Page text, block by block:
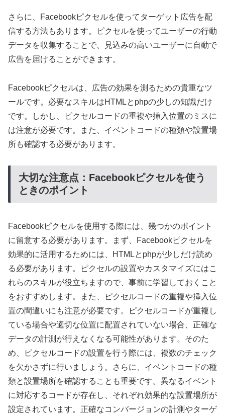
さらに、Facebookピクセルを使ってターゲット広告を配
信する方法もあります。ピクセルを使ってユーザーの行動
データを収集することで、見込みの高いユーザーに自動で
広告を届けることができます。
Facebookピクセルは、広告の効果を測るための貴重なツ
ールです。必要なスキルはHTMLとphpの少しの知識だけ
です。しかし、ピクセルコードの重複や挿入位置のミスに
は注意が必要です。また、イベントコードの種類や設置場
所も確認する必要があります。
大切な注意点：Facebookピクセルを使う
ときのポイント
Facebookピクセルを使用する際には、幾つかのポイント
に留意する必要があります。まず、Facebookピクセルを
効果的に活用するためには、HTMLとphpが少しだけ読め
る必要があります。ピクセルの設置やカスタマイズにはこ
れらのスキルが役立ちますので、事前に学習しておくこと
をおすすめします。また、ピクセルコードの重複や挿入位
置の間違いにも注意が必要です。ピクセルコードが重複し
ている場合や適切な位置に配置されていない場合、正確な
データの計測が行えなくなる可能性があります。そのた
め、ピクセルコードの設置を行う際には、複数のチェック
を欠かさずに行いましょう。さらに、イベントコードの種
類と設置場所を確認することも重要です。異なるイベント
に対応するコードが存在し、それぞれ効果的な設置場所が
設定されています。正確なコンバージョンの計測やターゲ